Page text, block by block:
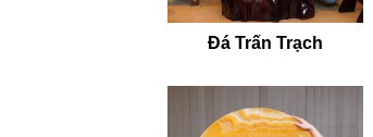
Đá Trấn Trạch